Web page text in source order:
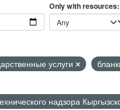
Only with resources
услуги
надзора